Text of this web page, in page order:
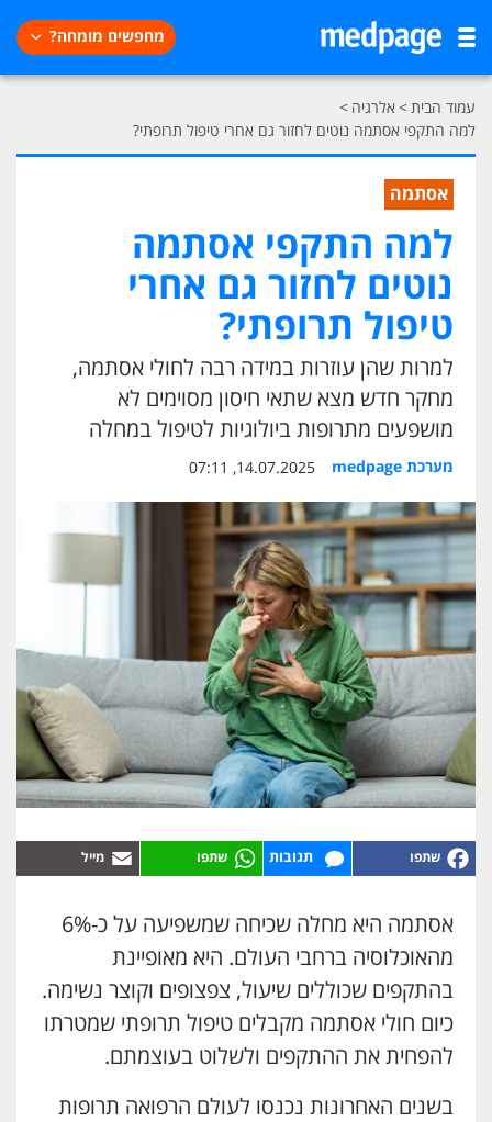
מחפשים מומחה?
עמוד הבית> אלרגיה >
למה התקפי אסתמה נוטים לחזור גם אחרי טיפול תרופתי?
אסתמה
למה התקפי אסתמה
נוטים לחזור גם אחרי
טיפול תרופתי?
למרות שהן עוזרות במידה רבה לחולי אסתמה,
מחקר חדש מצא שתאי חיסון מסוימים לא
מושפעים מתרופות ביולוגיות לטיפול במחלה
מערכת medpage 14.07.2025, 07:11
תגובות
אסתמה היא מחלה שכיחה שמשפיעה על כ-6%
מהאוכלוסיה ברחבי העולם. היא מאופיינת
בהתקפים שכוללים שיעול, צפצופים וקוצר נשימה.
כיום חולי אסתמה מקבלים טיפול תרופתי שמטרתו
להפחית את ההתקפים ולשלוט בעוצמתם.
בשנים האחרונות נכנסו לעולם הרפואה תרופות